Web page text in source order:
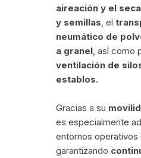
aireación y el
y semillas , el
neumático de
a granel, así como
ventilación de
establos.
Gracias a su
es especialmente
entornos operativos
garantizando